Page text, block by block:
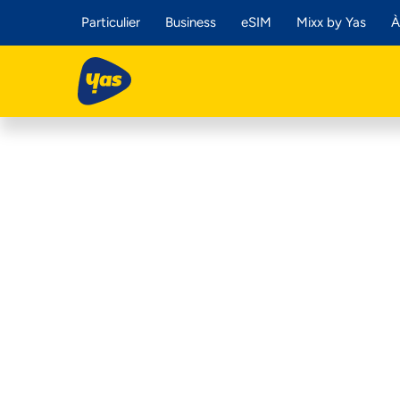
Particulier Business eSIM Mixx by Yas